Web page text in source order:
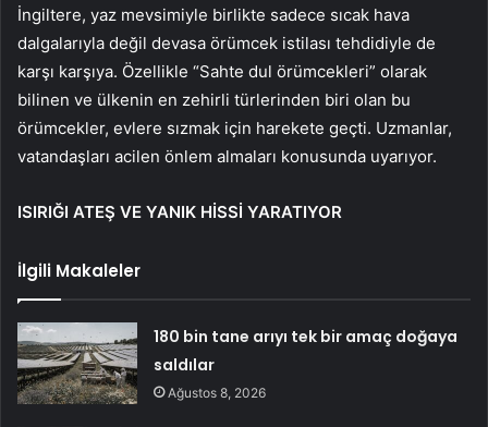
İngiltere, yaz mevsimiyle birlikte sadece sıcak hava
dalgalarıyla değil devasa örümcek istilası tehdidiyle de
karşı karşıya. Özellikle “Sahte dul örümcekleri” olarak
bilinen ve ülkenin en zehirli türlerinden biri olan bu
örümcekler, evlere sızmak için harekete geçti. Uzmanlar,
vatandaşları acilen önlem almaları konusunda uyarıyor.
ISIRIĞI ATEŞ VE YANIK HİSSİ YARATIYOR
İlgili Makaleler
180 bin tane arıyı tek bir amaç doğaya
saldılar
Ağustos 8, 2026